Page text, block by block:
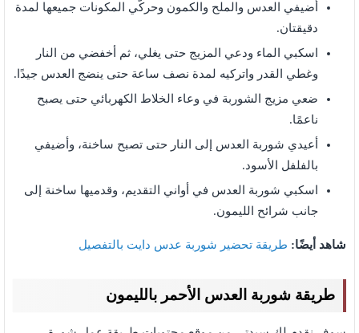
أضيفي العدس والملح والكمون وحركّي المكونات جميعها لمدة
دقيقتان.
اسكبي الماء ودعي المزيج حتى يغلي، ثم أخفضي من النار
وغطي القدر واتركيه لمدة نصف ساعة حتى ينضج العدس جيدًا.
ضعي مزيج الشوربة في وعاء الخلاط الكهربائي حتى يصبح
ناعمًا.
أعيدي شوربة العدس إلى النار حتى تصبح ساخنة، وأضيفي
بالفلفل الأسود.
اسكبي شوربة العدس في أواني التقديم، وقدميها ساخنة إلى
جانب شرائح الليمون.
شاهد أيضًا: طريقة تحضير شوربة عدس دايت بالتفصيل
طريقة شوربة العدس الأحمر بالليمون